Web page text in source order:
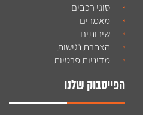
סוגי רכבים
מאמרים
שירותים
הצהרת נגישות
מדיניות פרטיות
הפייסבוק שלנו